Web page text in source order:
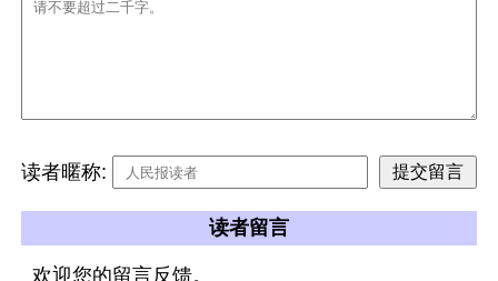
读者暱称:
读者留言
欢迎您的留言反馈。